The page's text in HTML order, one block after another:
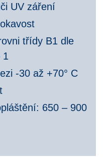
UV záření
třídy B1 dle
1
-30 až +70° C
650 – 900